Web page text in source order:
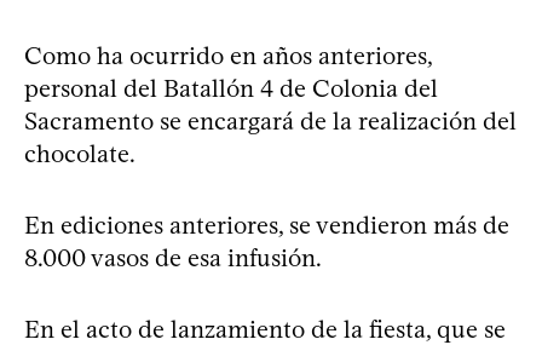
Como ha ocurrido en años anteriores,
personal del Batallón 4 de Colonia del
Sacramento se encargará de la realización del
chocolate.
En ediciones anteriores, se vendieron más de
8.000 vasos de esa infusión.
En el acto de lanzamiento de la fiesta, que se